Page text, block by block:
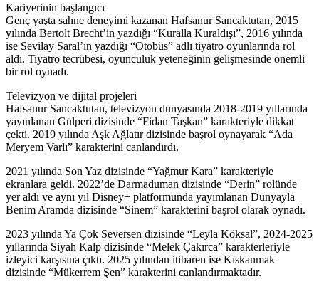
Kariyerinin başlangıcı
Genç yaşta sahne deneyimi kazanan Hafsanur Sancaktutan, 2015
yılında Bertolt Brecht’in yazdığı “Kuralla Kuraldışı”, 2016 yılında
ise Sevilay Saral’ın yazdığı “Otobüs” adlı tiyatro oyunlarında rol
aldı. Tiyatro tecrübesi, oyunculuk yeteneğinin gelişmesinde önemli
bir rol oynadı.
Televizyon ve dijital projeleri
Hafsanur Sancaktutan, televizyon dünyasında 2018-2019 yıllarında
yayınlanan Gülperi dizisinde “Fidan Taşkan” karakteriyle dikkat
çekti. 2019 yılında Aşk Ağlatır dizisinde başrol oynayarak “Ada
Meryem Varlı” karakterini canlandırdı.
2021 yılında Son Yaz dizisinde “Yağmur Kara” karakteriyle
ekranlara geldi. 2022’de Darmaduman dizisinde “Derin” rolünde
yer aldı ve aynı yıl Disney+ platformunda yayımlanan Dünyayla
Benim Aramda dizisinde “Sinem” karakterini başrol olarak oynadı.
2023 yılında Ya Çok Seversen dizisinde “Leyla Köksal”, 2024-2025
yıllarında Siyah Kalp dizisinde “Melek Çakırca” karakterleriyle
izleyici karşısına çıktı. 2025 yılından itibaren ise Kıskanmak
dizisinde “Mükerrem Şen” karakterini canlandırmaktadır.